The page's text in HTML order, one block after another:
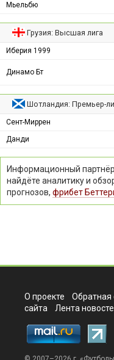
Мьельбю
Грузия: Высшая лига
Иберия 1999
Динамо Бт
Шотландия: Премьер-
Сент-Миррен
Данди
Информационный
найдёте аналитику и
прогнозов, фрибет
О проекте Обратная
сайта
Лента